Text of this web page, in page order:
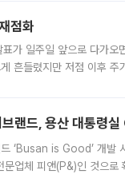
점화
가 일주일 앞으로 다가오
흔들렸지만 저점 이후 주
드, 용산 대통령실
‘Busan is Good’ 개발
업체 피앤(P&)인 것으로